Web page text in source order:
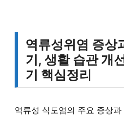
역류성위염 증상
기, 생활 습관 개
기 핵심정리
역류성 식도염의 주요 증상